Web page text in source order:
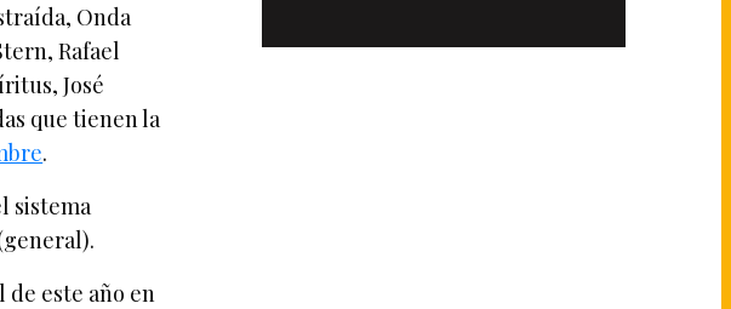
Onda
Rafael
José
que tienen la
.
sistema
de este año en